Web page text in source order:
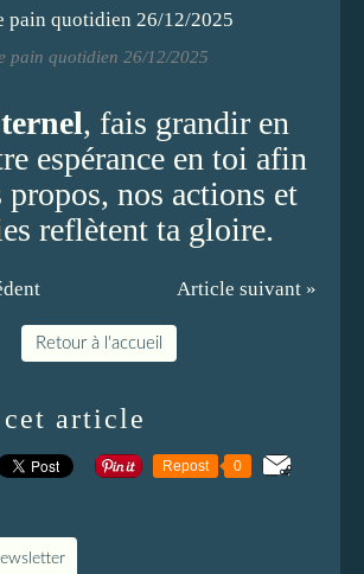
pain quotidien 26/12/2025
, fais grandir en
espérance en toi afin
propos, nos actions et
reflètent ta gloire.
Article suivant »
Retour à l'accueil
cet article
Repost 0